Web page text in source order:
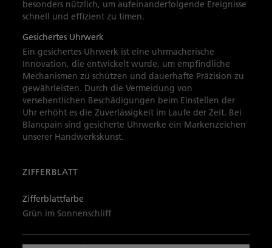
besonders nützlich, um aufeinanderfolgende Ereignisse
schnell und effizient zu timen.
Gesichertes Uhrwerk
Ein gesichertes Uhrwerk ist eine uhrmacherische
Innovation, die entwickelt wurde, um empfindliche
Mechanismen zu schützen und dauerhafte Präzision zu
gewährleisten. Durch die Vermeidung von
versehentlichen Beschädigungen beim Einstellen der
Uhr erhöht es die Zuverlässigkeit im Laufe der Zeit. Bei
Blancpain sind gesicherte Uhrwerke ein Markenzeichen
unserer Handwerkskunst.
ZIFFERBLATT
Zifferblattfarbe
Grün im Sonnenschliff